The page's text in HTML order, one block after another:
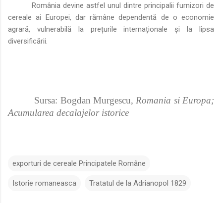
România devine astfel unul dintre principalii furnizori de
cereale ai Europei, dar rămâne dependentă de o economie
agrară, vulnerabilă la prețurile internaționale și la lipsa
diversificării.
Sursa: Bogdan Murgescu, Romania si Europa;
Acumularea decalajelor istorice
exporturi de cereale Principatele Române
Istorie romaneasca Tratatul de la Adrianopol 1829